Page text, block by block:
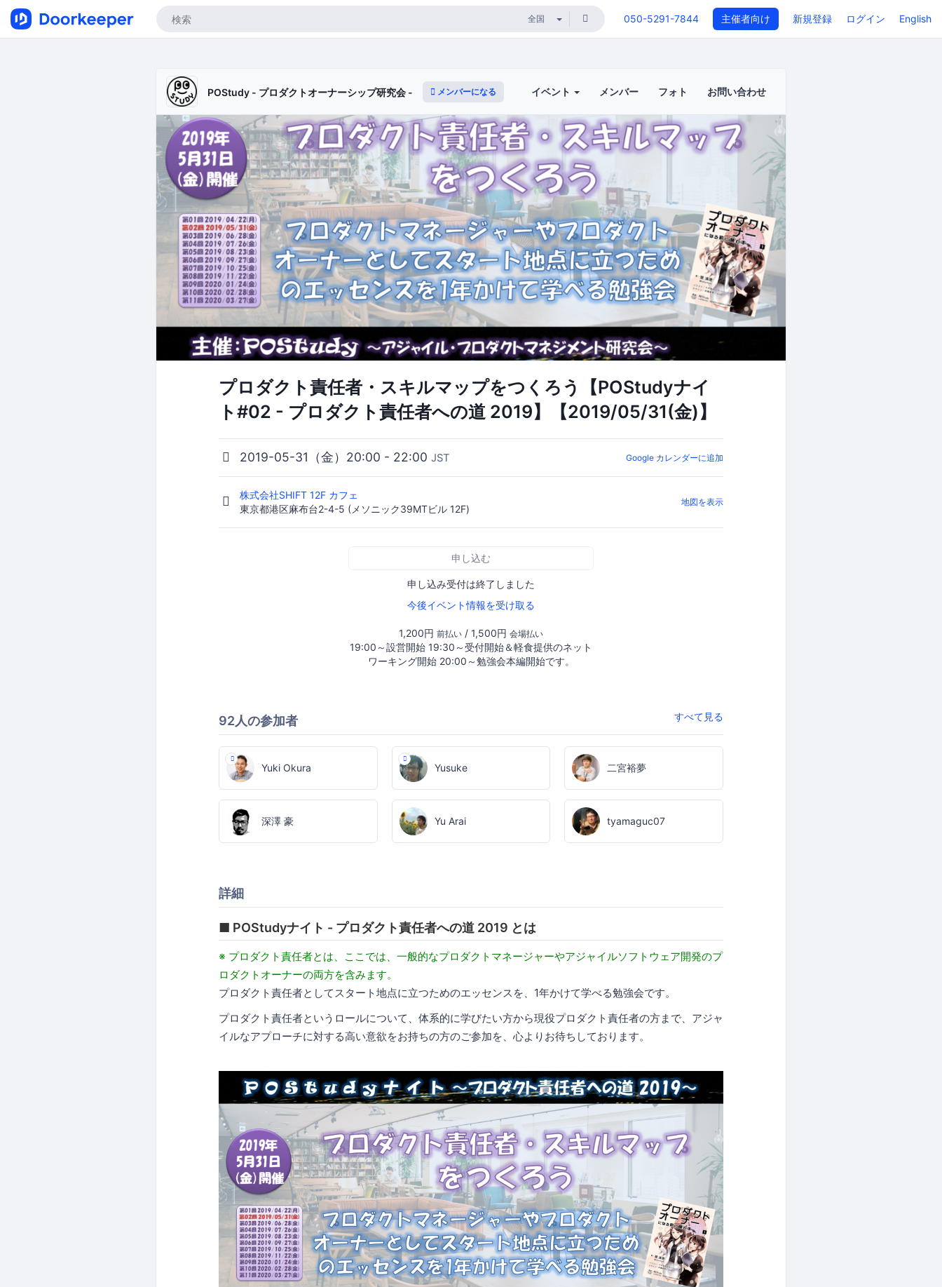
050-5291-7844 主催者向け 新規登録 ログイン English
POStudy - プロダクトオーナーシップ研究会 - メンバーになる イベント メンバー フォト お問い合わせ
プロダクト責任者・スキルマップをつくろう【POStudyナイ
ト#02 - プロダクト責任者への道 2019】【2019/05/31(金)】
2019-05-31（金）20:00 - 22:00 JST Google カレンダーに追加
株式会社SHIFT 12F カフェ
東京都港区麻布台2-4-5 (メソニック39MTビル 12F)
地図を表示
申し込む
申し込み受付は終了しました
今後イベント情報を受け取る
1,200円 前払い / 1,500円 会場払い
19:00～設営開始 19:30～受付開始＆軽食提供のネット
ワーキング開始 20:00～勉強会本編開始です。
92人の参加者 すべて見る
Yuki Okura Yusuke 二宮裕夢
深澤 豪 Yu Arai tyamaguc07
詳細
■ POStudyナイト - プロダクト責任者への道 2019 とは
※ プロダクト責任者とは、ここでは、一般的なプロダクトマネージャーやアジャイルソフトウェア開発のプ
ロダクトオーナーの両方を含みます。
プロダクト責任者としてスタート地点に立つためのエッセンスを、1年かけて学べる勉強会です。
プロダクト責任者というロールについて、体系的に学びたい方から現役プロダクト責任者の方まで、アジャ
イルなアプローチに対する高い意欲をお持ちの方のご参加を、心よりお待ちしております。